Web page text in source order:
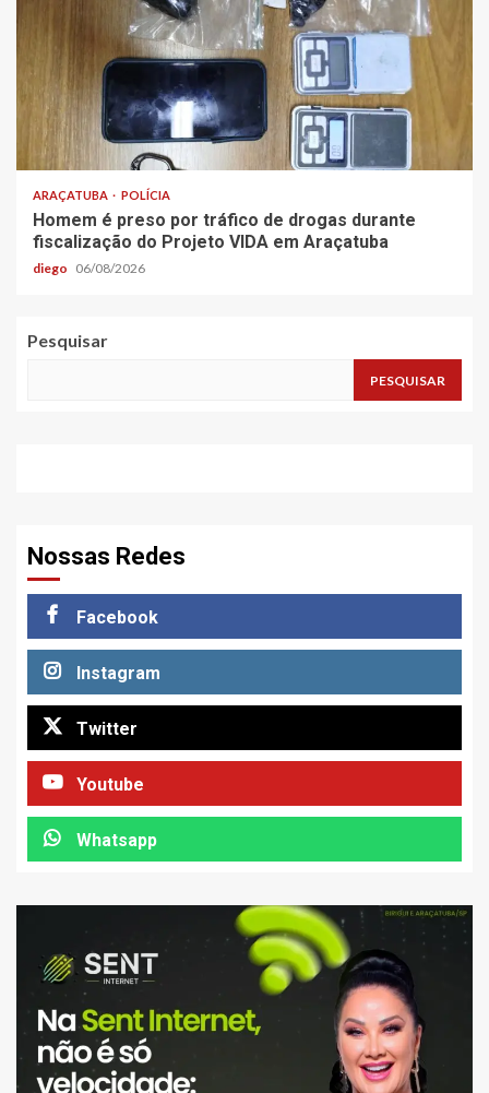
ARAÇATUBA POLÍCIA
Homem é preso por tráfico de drogas durante
fiscalização do Projeto VIDA em Araçatuba
diego 06/08/2026
Pesquisar
PESQUISAR
Nossas Redes
Facebook
Instagram
Twitter
Youtube
Whatsapp